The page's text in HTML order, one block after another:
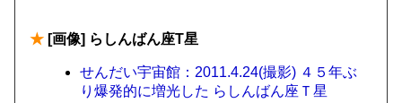
★ [画像] らしんばん座T星
せんだい宇宙館：2011.4.24(撮影) ４５年ぶ
り爆発的に増光した らしんばん座Ｔ星